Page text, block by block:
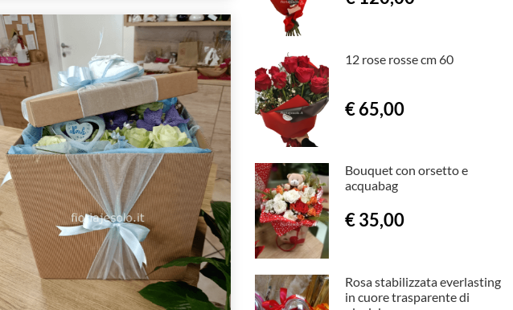
12 rose rosse cm 60
€ 65,00
Bouquet con orsetto e
acquabag
€ 35,00
Rosa stabilizzata everlasting
in cuore trasparente di